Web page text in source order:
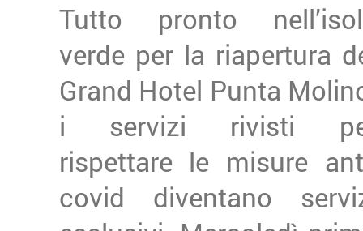
Tutto pronto
verde per la riapertura
Grand Hotel Punta
i servizi rivisti
rispettare le misure
covid diventano